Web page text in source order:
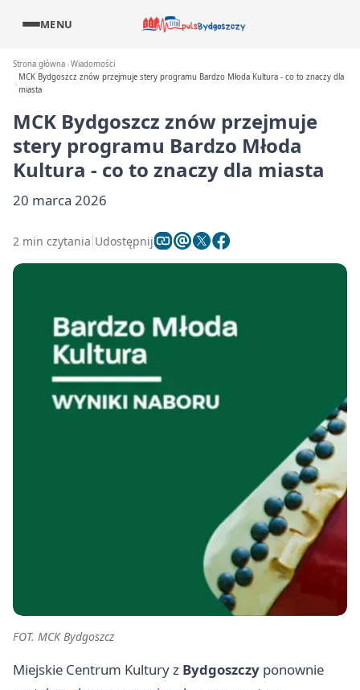
MENU
Strona główna Wiadomości
MCK Bydgoszcz znów przejmuje stery programu Bardzo Młoda Kultura - co to znaczy dla
miasta
MCK Bydgoszcz znów przejmuje
stery programu Bardzo Młoda
Kultura - co to znaczy dla miasta
20 marca 2026
2 min czytania Udostępnij
FOT. MCK Bydgoszcz
Miejskie Centrum Kultury z Bydgoszczy ponownie